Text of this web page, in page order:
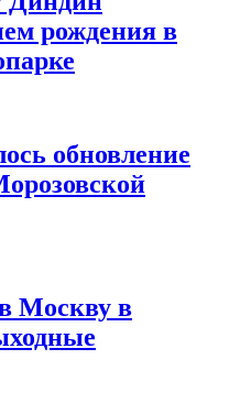
рождения в
обновление
Москву в